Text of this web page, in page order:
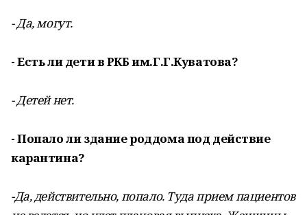
- Да, могут.
- Есть ли дети в РКБ им.Г.Г.Куватова?
- Детей нет.
- Попало ли здание роддома под действие
карантина?
-Да, действительно, попало. Туда прием пациентов